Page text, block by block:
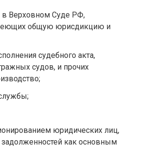
в Верховном Суде РФ,
общую юрисдикцию и
судебного акта,
судов, и прочих
юридических лиц,
как основным